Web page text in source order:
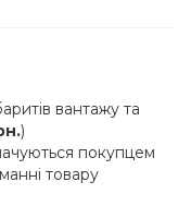
вантажу та
)
покупцем
товару